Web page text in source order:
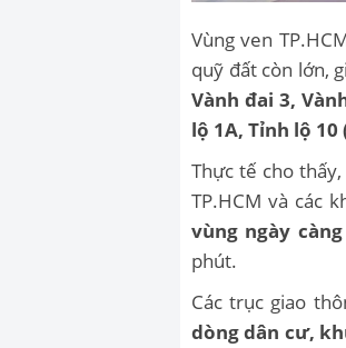
Vùng ven
quỹ đất còn lớn,
Vành đai 3,
lộ 1A, Tỉnh lộ 10
Thực tế cho
TP.HCM và các
vùng ngày
phút.
Các trục giao
dòng dân cư,